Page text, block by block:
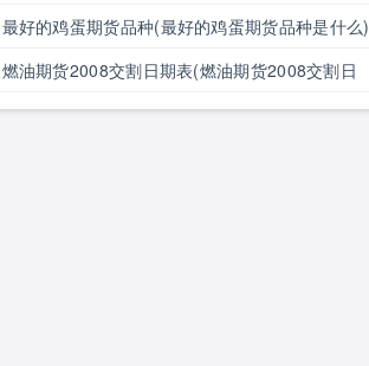
么意思啊)
最好的鸡蛋期货品种(最好的鸡蛋期货品种是什么)
燃油期货2008交割日期表(燃油期货2008交割日
期表格)